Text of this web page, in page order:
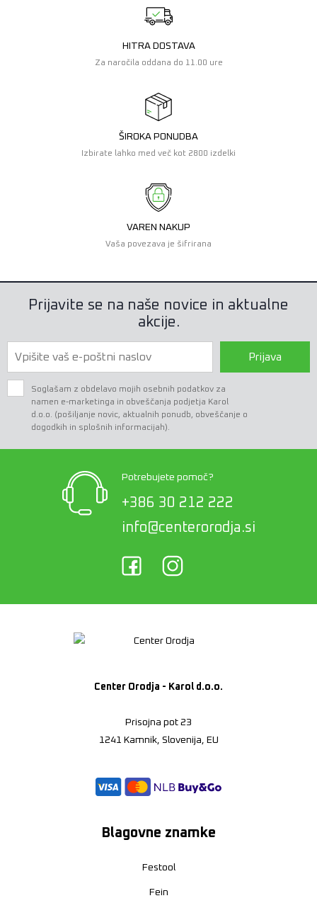
HITRA DOSTAVA
Za naročila oddana do 11.00 ure
ŠIROKA PONUDBA
Izbirate lahko med več kot 2800 izdelki
VAREN NAKUP
Vaša povezava je šifrirana
Prijavite se na naše novice in aktualne
akcije.
Prijava
Soglašam z obdelavo mojih osebnih podatkov za
namen e-marketinga in obveščanja podjetja Karol
d.o.o. (pošiljanje novic, aktualnih ponudb, obveščanje o
dogodkih in splošnih informacijah).
Potrebujete pomoč?
+386 30 212 222
info@centerorodja.si
Center Orodja - Karol d.o.o.
Prisojna pot 23
1241 Kamnik, Slovenija, EU
Blagovne znamke
Festool
Fein